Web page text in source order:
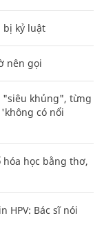
bị kỷ luật
nên gọi
"siêu khủng", từng
có nổi
học bằng thơ,
HPV: Bác sĩ nói